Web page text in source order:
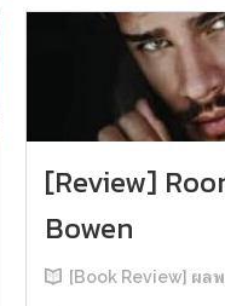
[Review]
Bowen
[Book Review] ผลพลอยได้จากอาก